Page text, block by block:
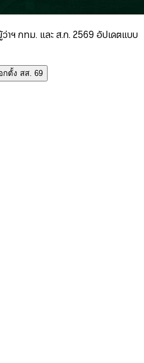
ฯ กทม. และ ส.ก. 2569 อัปเดตแบบ
กตั้ง สส. 69